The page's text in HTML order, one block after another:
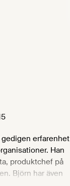
erfarenhet
Han
produktchef på
Björn har även